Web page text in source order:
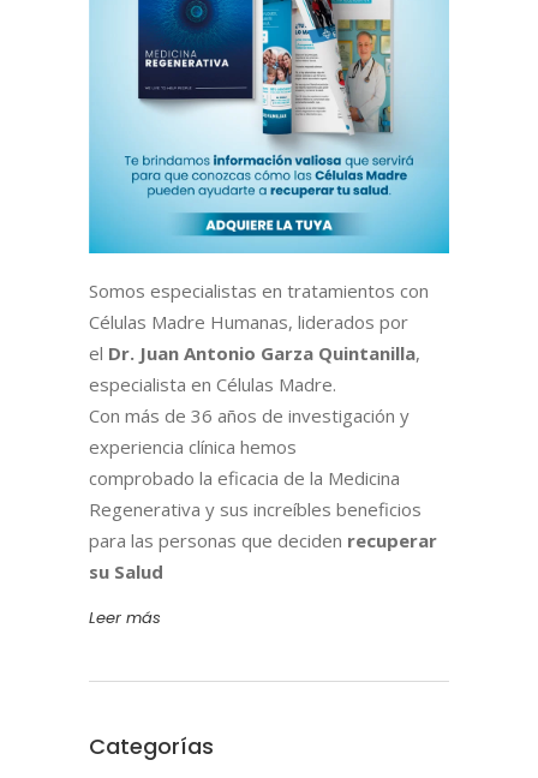
Somos especialistas en tratamientos con
Células Madre Humanas, liderados por
el Dr. Juan Antonio Garza Quintanilla,
especialista en Células Madre.
Con más de 36 años de investigación y
experiencia clínica hemos
comprobado la eficacia de la Medicina
Regenerativa y sus increíbles beneficios
para las personas que deciden recuperar
su Salud
Leer más
Categorías